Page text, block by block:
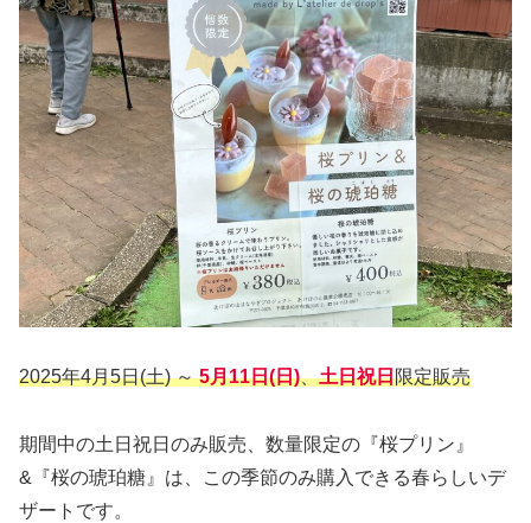
2025年4月5日(土) ～5月11日(日)、土日祝日限定販売
期間中の土日祝日のみ販売、数量限定の『桜プリン』
&『桜の琥珀糖』は、この季節のみ購入できる春らしいデ
ザートです。